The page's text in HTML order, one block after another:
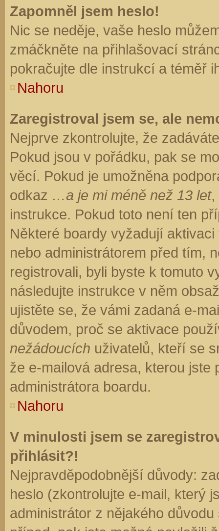
Zapomněl jsem heslo!
Nic se neděje, vaše heslo
zmáčkněte na přihlašovací
pokračujte dle instrukcí a téměř
Nahoru
Zaregistroval jsem se, ale
Nejprve zkontrolujte, že
Pokud jsou v pořádku, pak se
věcí. Pokud je umožněna
odkaz …a je mi méně než 13 let,
instrukce. Pokud toto není ten
Některé boardy vyžadují
nebo administrátorem před tím,
registrovali, byli byste k tomuto
následujte instrukce v něm
ujistěte se, že vámi zadaná e-
důvodem, proč se aktivace
nežádoucích uživatelů, kteří se
že e-mailová adresa, kterou jste
administrátora boardu.
Nahoru
V minulosti jsem se
přihlásit?!
Nejpravděpodobnější důvody:
heslo (zkontrolujte e-mail, který
administrátor z nějakého